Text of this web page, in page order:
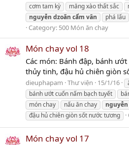
cơm tam kỳ
măng xào thất sắc
nguyễn dzoãn cẩm vân phá lấu
Category: 500 Món ăn chay
Món chay vol 18
Các món: Bánh đập, bánh
thủy tinh, đậu hủ chiên giòn
dieuphapam Thư viện 15/1/16
bánh ướt cuốn nấm bạch tuyết
món chay
nấu ăn chay nguyễn
đậu hủ chiên giòn sốt nước tương
Món chay vol 17